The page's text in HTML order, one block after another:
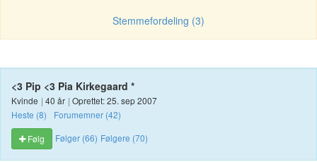
Stemmefordeling (3)
<3 Pip <3 Pia Kirkegaard *
Kvinde | 40 år | Oprettet: 25. sep 2007
Heste (8)
Forumemner (42)
Følg
Følger (66) Følgere (70)